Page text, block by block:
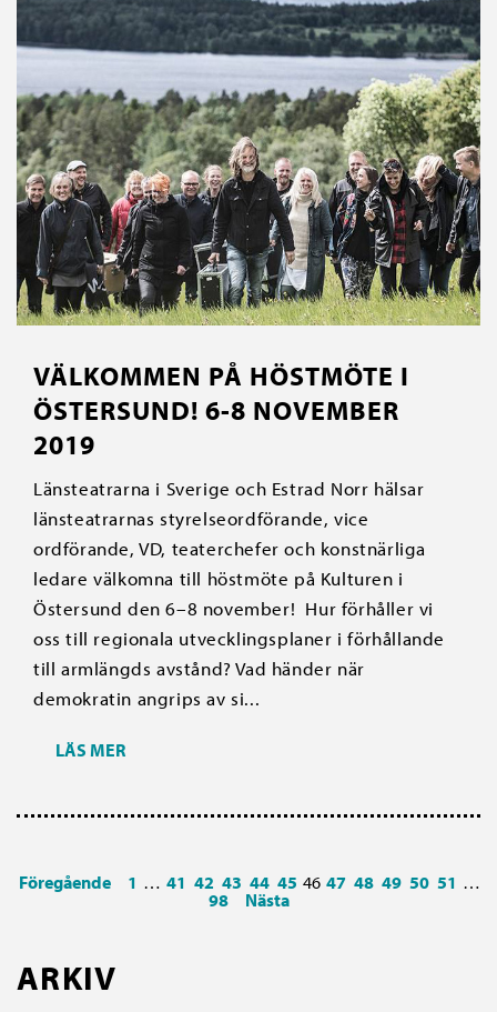
VÄLKOMMEN PÅ HÖSTMÖTE I
ÖSTERSUND! 6-8 NOVEMBER
2019
Länsteatrarna i Sverige och Estrad Norr hälsar
länsteatrarnas styrelseordförande, vice
ordförande, VD, teaterchefer och konstnärliga
ledare välkomna till höstmöte på Kulturen i
Östersund den 6–8 november! Hur förhåller vi
oss till regionala utvecklingsplaner i förhållande
till armlängds avstånd? Vad händer när
demokratin angrips av si...
LÄS MER
Föregående 1 … 41 42 43 44 45 46 47 48 49 50 51 …
98
Nästa
ARKIV